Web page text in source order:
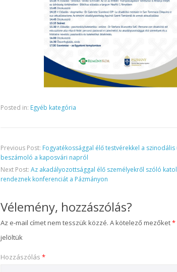
Posted in: Egyéb kategória
Previous Post: Fogyatékossággal élő testvérekkel a szinodális
beszámoló a kaposvári napról
Next Post: Az akadályozottsággal élő személyekről szóló
rendeznek konferenciát a Pázmányon
Vélemény, hozzászólás?
Az e-mail címet nem tesszük közzé. A kötelező mezőket*
jelöltük
Hozzászólás *